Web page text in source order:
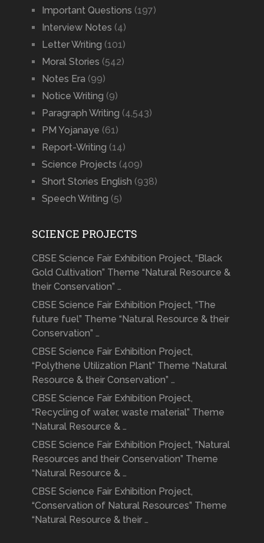
Important Questions (197)
Interview Notes (4)
Letter Writing (101)
Moral Stories (542)
Notes Era (99)
Notice Writing (9)
Paragraph Writing (4,543)
PM Yojanaye (61)
Report-Writing (14)
Science Projects (409)
Short Stories English (938)
Speech Writing (5)
SCIENCE PROJECTS
CBSE Science Fair Exhibition Project, “Black
Gold Cultivation” Theme “Natural Resource &
their Conservation” …
CBSE Science Fair Exhibition Project, “The
future fuel” Theme “Natural Resource & their
Conservation” …
CBSE Science Fair Exhibition Project,
“Polythene Utilization Plant” Theme “Natural
Resource & their Conservation” …
CBSE Science Fair Exhibition Project,
“Recycling of water, waste material” Theme
“Natural Resource & …
CBSE Science Fair Exhibition Project, “Natural
Resources and their Conservation” Theme
“Natural Resource & …
CBSE Science Fair Exhibition Project,
“Conservation of Natural Resources” Theme
“Natural Resource & their …